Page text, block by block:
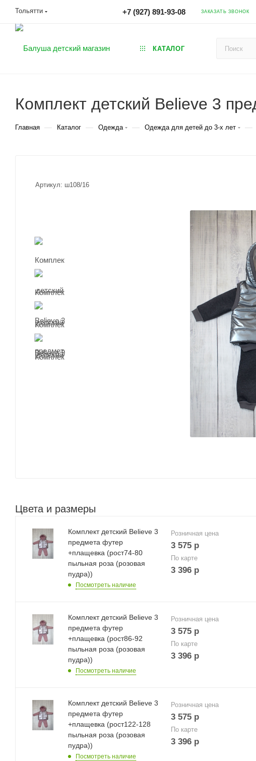
Тольятти +7 (927) 891-93-08 ЗАКАЗАТЬ ЗВОНОК
КАТАЛОГ
Комплект детский Believe 3
Главная — Каталог — Одежда — Одежда для детей до 3-х лет —
Артикул: ш108/16
Цвета и размеры
Комплект детский Believe 3
предмета футер
+плащевка (рост74-80
пыльная роза (розовая
пудра))
Посмотреть наличие
Розничная цена
3 575р
По карте
3 396р
Комплект детский Believe 3
предмета футер
+плащевка (рост86-92
пыльная роза (розовая
пудра))
Посмотреть наличие
Розничная цена
3 575р
По карте
3 396р
Комплект детский Believe 3
предмета футер
+плащевка (рост122-128
пыльная роза (розовая
пудра))
Посмотреть наличие
Розничная цена
3 575р
По карте
3 396р